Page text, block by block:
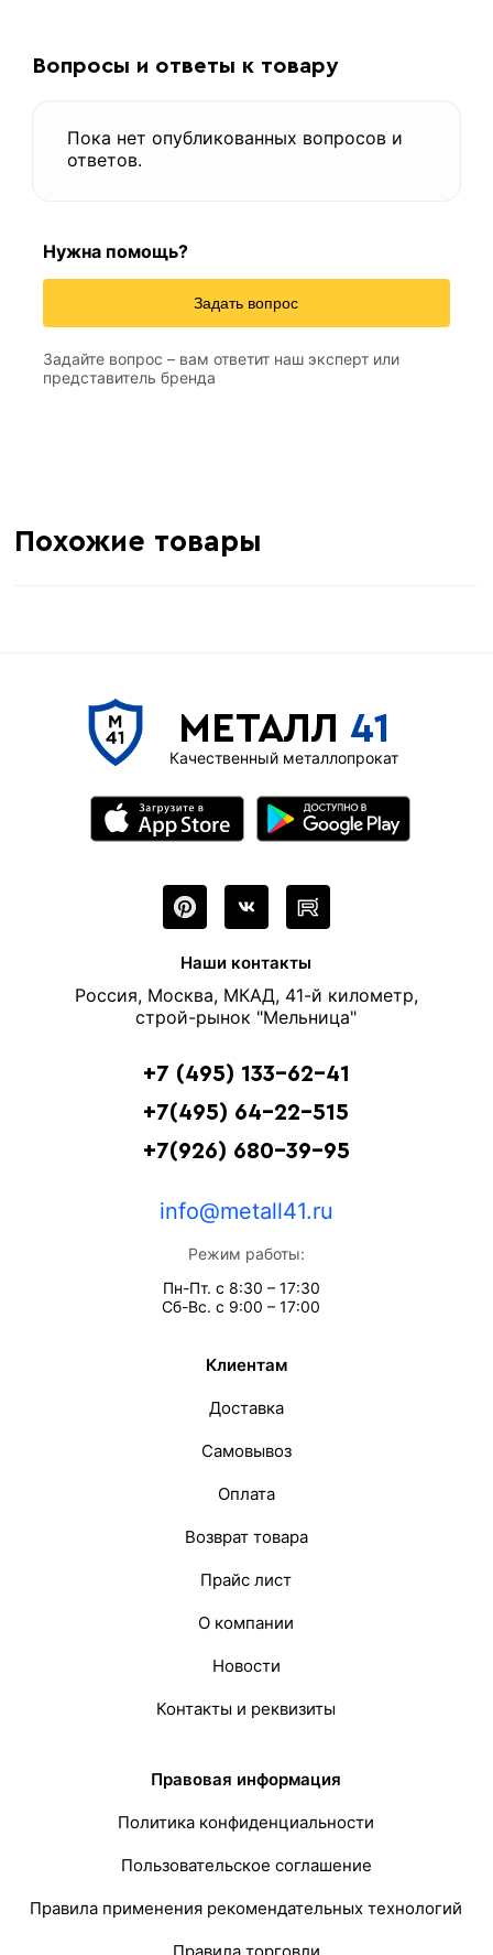
Вопросы и ответы к товару
Пока нет опубликованных вопросов и
ответов.
Нужна помощь?
Задать вопрос
Задайте вопрос – вам ответит наш эксперт или
представитель бренда
Похожие товары
МЕТАЛЛ 41
Качественный металлопрокат
Наши контакты
Россия, Москва, МКАД, 41-й километр,
строй-рынок "Мельница"
+7 (495) 133-62-41
+7(495) 64-22-515
+7(926) 680-39-95
info@metall41.ru
Режим работы:
Пн-Пт. с 8:30 – 17:30
Сб-Вс. с 9:00 – 17:00
Клиентам
Доставка
Самовывоз
Оплата
Возврат товара
Прайс лист
О компании
Новости
Контакты и реквизиты
Правовая информация
Политика конфиденциальности
Пользовательское соглашение
Правила применения рекомендательных технологий